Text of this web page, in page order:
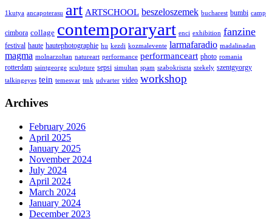
1kutya ancapoterasu art ARTSCHOOL beszeloszemek bucharest bumbi camp
cimbora collage contemporaryart enci exhibition fanzine
festival haute hautephotographie hu kezdi kozmalevente larmafaradio madalinadan
magma molnarzoltan natureart performance performanceart photo romania
rotterdam saintgeorge sculpture sepsi simultan spam szabokriszta szekely szentgyorgy
talkingeyes tein temesvar tmk udvarter video workshop
Archives
February 2026
April 2025
January 2025
November 2024
July 2024
April 2024
March 2024
January 2024
December 2023